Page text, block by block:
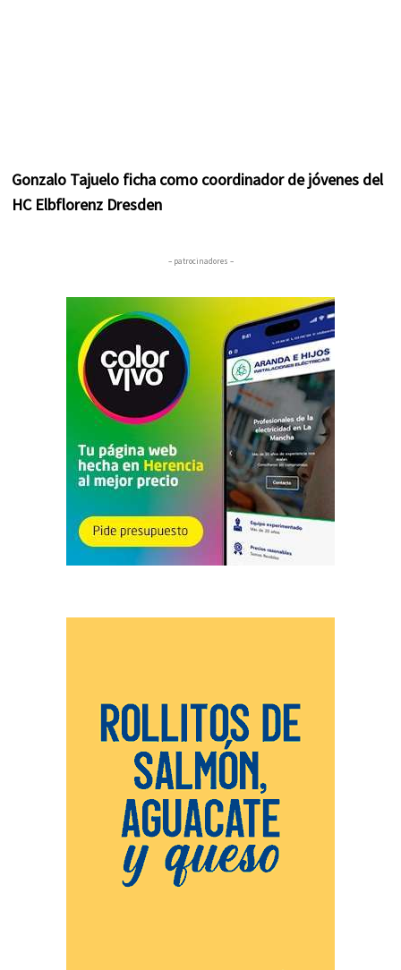
Gonzalo Tajuelo ficha como coordinador de jóvenes del
HC Elbflorenz Dresden
– patrocinadores –